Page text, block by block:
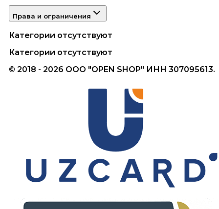
Права и ограничения
Категории отсутствуют
Категории отсутствуют
© 2018 - 2026 ООО "OPEN SHOP" ИНН 307095613.